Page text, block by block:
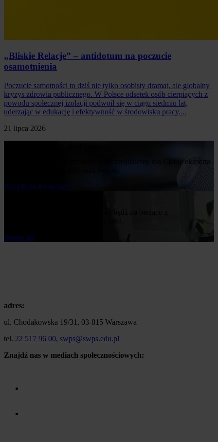
„Bliskie Relacje” – antidotum na poczucie
osamotnienia
Poczucie samotności to dziś nie tylko osobisty dramat, ale globalny
kryzys zdrowia publicznego. W Polsce odsetek osób cierpiących z
powodu społecznej izolacji podwoił się w ciągu siedmiu lat,
uderzając w edukację i efektywność w środowisku pracy....
21 lipca 2026
Napisz nam o swoim temacie, a my znajdziemy dla Ciebie eksperta
Przejdż do formularza
Zapisz się
adres:
ul. Chodakowska 19/31, 03-815 Warszawa
tel. 22 517 96 00, swps@swps.edu.pl
Znajdź nas w mediach społecznościowych: